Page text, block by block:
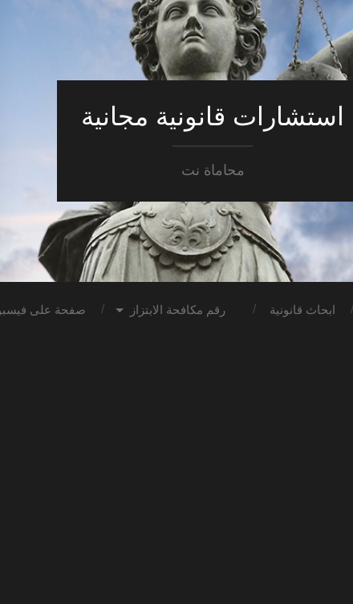
استشارات قانونية مجانية
محاماة نت
ابحاث قانونية رقم مكافحة الابتزاز صفحة على